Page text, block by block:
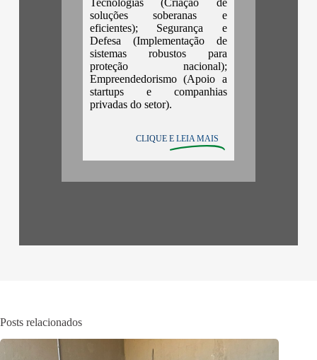
Tecnologias (Criação de
soluções soberanas e
eficientes); Segurança e
Defesa (Implementação de
sistemas robustos para
proteção nacional);
Empreendedorismo (Apoio a
startups e companhias
privadas do setor).
CLIQUE E LEIA MAIS
Posts relacionados